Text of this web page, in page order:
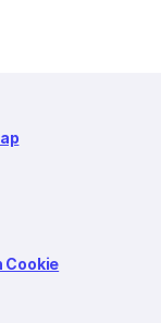
Cookie